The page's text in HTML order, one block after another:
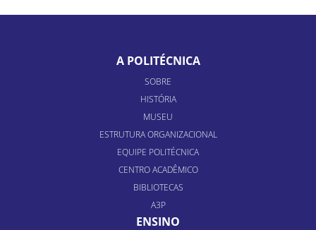
A POLITÉCNICA
SOBRE
HISTÓRIA
MUSEU
ESTRUTURA ORGANIZACIONAL
EQUIPE POLITÉCNICA
CENTRO ACADÊMICO
BIBLIOTECAS
A3P
ENSINO